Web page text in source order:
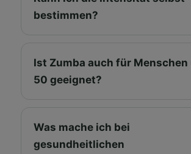
bestimmen?
Ist Zumba auch für Menschen
50 geeignet?
Was mache ich bei
gesundheitlichen